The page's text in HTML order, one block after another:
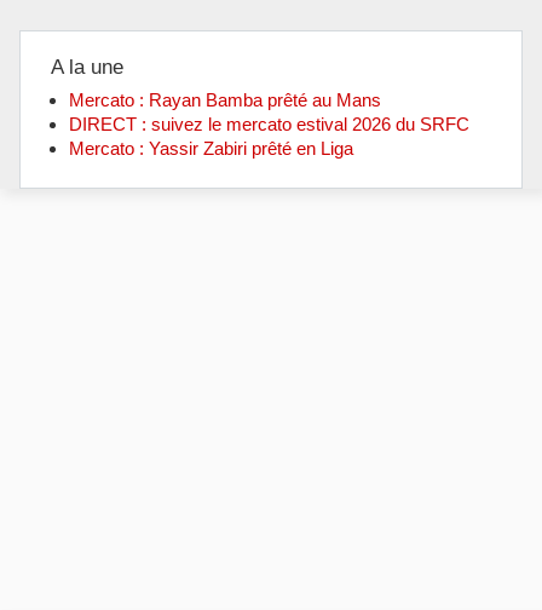
A la une
Mercato : Rayan Bamba prêté au Mans
DIRECT : suivez le mercato estival 2026 du SRFC
Mercato : Yassir Zabiri prêté en Liga